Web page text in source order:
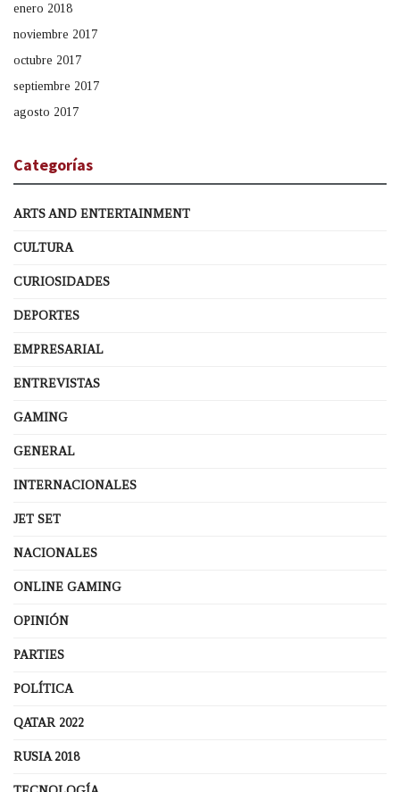
enero 2018
noviembre 2017
octubre 2017
septiembre 2017
agosto 2017
Categorías
ARTS AND ENTERTAINMENT
CULTURA
CURIOSIDADES
DEPORTES
EMPRESARIAL
ENTREVISTAS
GAMING
GENERAL
INTERNACIONALES
JET SET
NACIONALES
ONLINE GAMING
OPINIÓN
PARTIES
POLÍTICA
QATAR 2022
RUSIA 2018